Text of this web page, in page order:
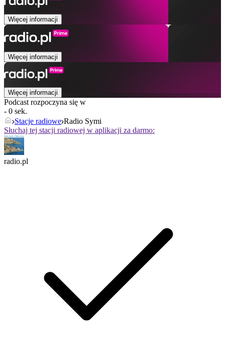
Więcej informacji
Więcej informacji
Więcej informacji
Podcast rozpoczyna się w
- 0 sek.
Stacje radiowe Radio Symi
Słuchaj tej stacji radiowej w aplikacji za darmo:
radio.pl